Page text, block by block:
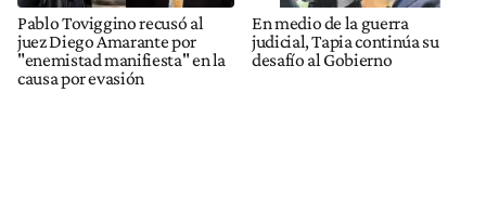
Pablo Toviggino recusó al
juez Diego Amarante por
"enemistad manifiesta" en la
causa por evasión
En medio de la guerra
judicial, Tapia continúa su
desafío al Gobierno